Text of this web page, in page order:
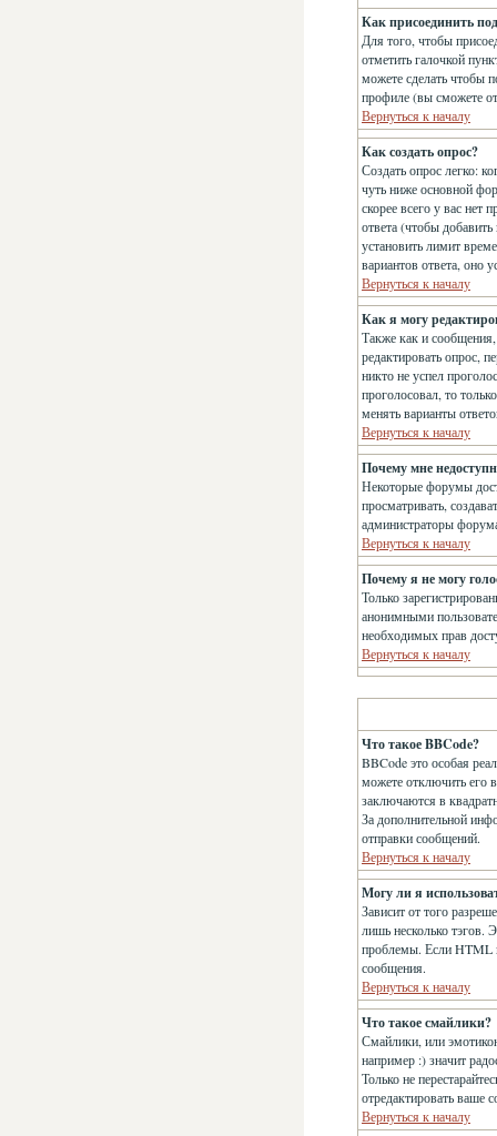
Как присоединить
Для того, чтобы
отметить галочкой
можете сделать чтобы
профиле (вы сможете
Вернуться к началу
Как создать опрос?
Создать опрос легко:
чуть ниже основной
скорее всего у вас нет
ответа (чтобы
установить лимит
вариантов ответа, оно
Вернуться к началу
Как я могу
Также как и
редактировать опрос,
никто не успел
проголосовал, то
менять варианты
Вернуться к началу
Почему мне
Некоторые форумы
просматривать,
администраторы
Вернуться к началу
Почему я не могу
Только
анонимными
необходимых прав
Вернуться к началу
Что такое BBCode?
BBCode это особая
можете отключить его
заключаются в
За дополнительной
отправки сообщений.
Вернуться к началу
Могу ли я
Зависит от того
лишь несколько тэгов.
проблемы. Если HTML
сообщения.
Вернуться к началу
Что такое смайлики?
Смайлики, или
например :) значит
Только не
отредактировать ваше
Вернуться к началу